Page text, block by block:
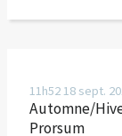
11h5218 sept.
Automne/
Prorsum